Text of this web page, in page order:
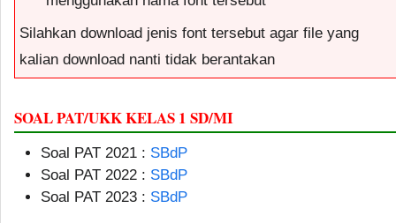
Silahkan download jenis font tersebut agar file yang
kalian download nanti tidak berantakan
SOAL PAT/UKK KELAS 1 SD/MI
Soal PAT 2021 : SBdP
Soal PAT 2022 : SBdP
Soal PAT 2023 : SBdP